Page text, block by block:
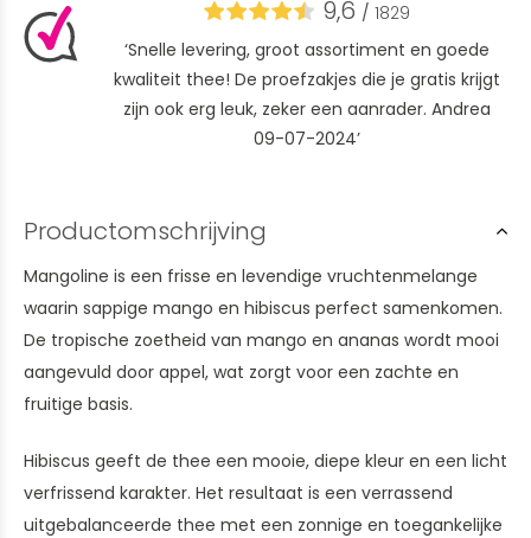
9,6 / 1829
‘Snelle levering, groot assortiment en goede
kwaliteit thee! De proefzakjes die je gratis krijgt
zijn ook erg leuk, zeker een aanrader. Andrea
09-07-2024’
Productomschrijving
Mangoline is een frisse en levendige vruchtenmelange
waarin sappige mango en hibiscus perfect samenkomen.
De tropische zoetheid van mango en ananas wordt mooi
aangevuld door appel, wat zorgt voor een zachte en
fruitige basis.
Hibiscus geeft de thee een mooie, diepe kleur en een licht
verfrissend karakter. Het resultaat is een verrassend
uitgebalanceerde thee met een zonnige en toegankelijke